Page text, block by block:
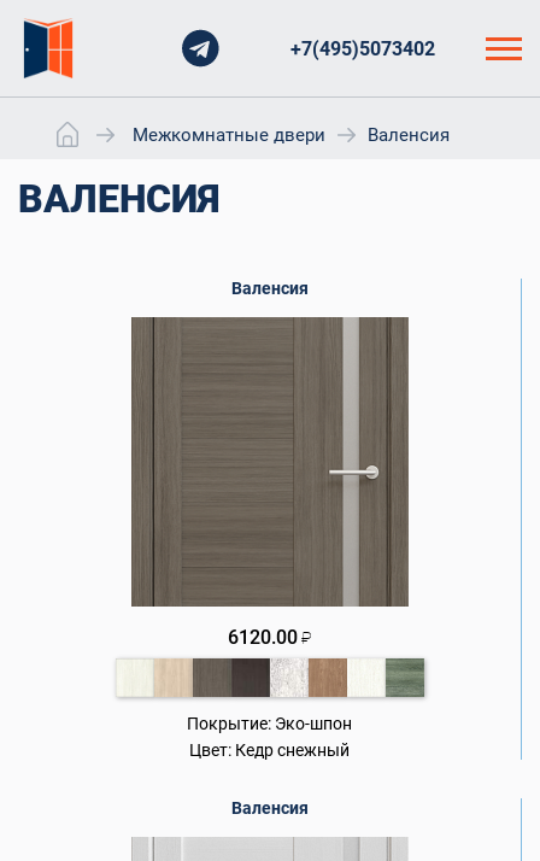
+7(495)5073402
Межкомнатные двери Валенсия
ВАЛЕНСИЯ
Валенсия
6120.00 ₽
Покрытие: Эко-шпон
Цвет: Кедр снежный
Валенсия